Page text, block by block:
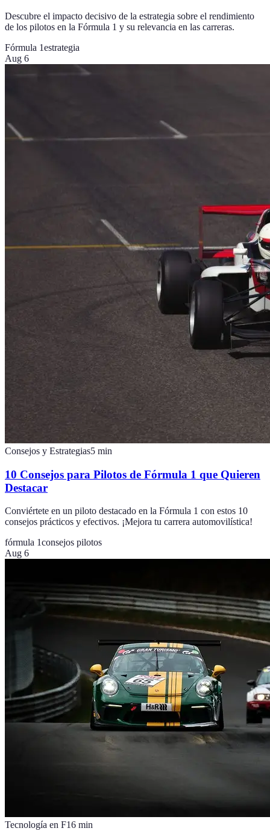
Descubre el impacto decisivo de la estrategia sobre el rendimiento
de los pilotos en la Fórmula 1 y su relevancia en las carreras.
Fórmula 1estrategia
Aug 6
Consejos y Estrategias5 min
10 Consejos para Pilotos de Fórmula 1 que Quieren
Destacar
Conviértete en un piloto destacado en la Fórmula 1 con estos 10
consejos prácticos y efectivos. ¡Mejora tu carrera automovilística!
fórmula 1consejos pilotos
Aug 6
Tecnología en F16 min